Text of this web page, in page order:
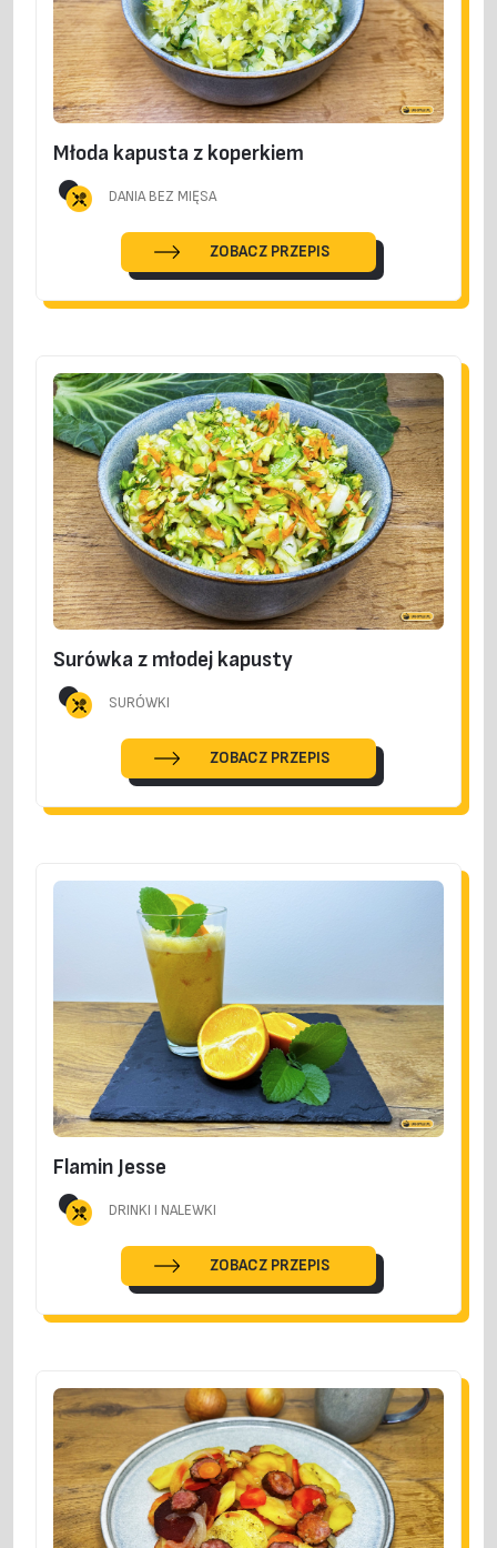
Młoda kapusta z koperkiem
DANIA BEZ MIĘSA
ZOBACZ PRZEPIS
Surówka z młodej kapusty
SURÓWKI
ZOBACZ PRZEPIS
Flamin Jesse
DRINKI I NALEWKI
ZOBACZ PRZEPIS